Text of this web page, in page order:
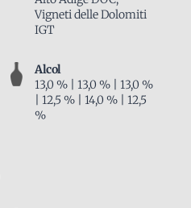
Vigneti delle Dolomiti
IGT
Alcol
13,0 % | 13,0 % | 13,0 %
| 12,5 % | 14,0 % | 12,5
%